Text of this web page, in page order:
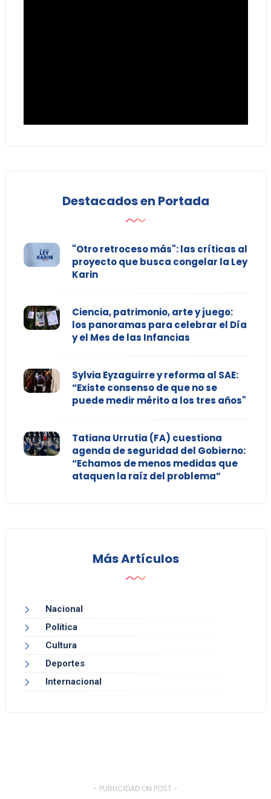
Destacados en Portada
"Otro retroceso más": las críticas al
proyecto que busca congelar la Ley
Karin
Ciencia, patrimonio, arte y juego:
los panoramas para celebrar el Día
y el Mes de las Infancias
Sylvia Eyzaguirre y reforma al SAE:
“Existe consenso de que no se
puede medir mérito a los tres años"
Tatiana Urrutia (FA) cuestiona
agenda de seguridad del Gobierno:
“Echamos de menos medidas que
ataquen la raíz del problema”
Más Artículos
Nacional
Política
Cultura
Deportes
Internacional
- PUBLICIDAD ON POST -